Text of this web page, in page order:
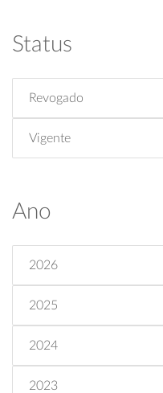
Status
Revogado
Vigente
Ano
2026
2025
2024
2023